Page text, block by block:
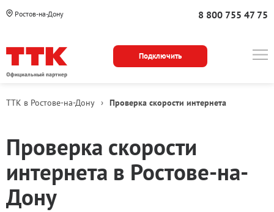
Ростов-на-Дону 8 800 755 47 75
Подключить
ТТК в Ростове-на-Дону › Проверка скорости интернета
Проверка скорости
интернета в Ростове-на-
Дону